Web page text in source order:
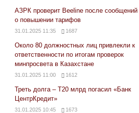
АЗРК проверит Beeline после сообщений
о повышении тарифов
31.01.2025 11:35 1687
Около 80 должностных лиц привлекли к
ответственности по итогам проверок
минпросвета в Казахстане
31.01.2025 11:00 1612
Треть долга – Т20 млрд погасил «Банк
ЦентрКредит»
31.01.2025 10:45 1673